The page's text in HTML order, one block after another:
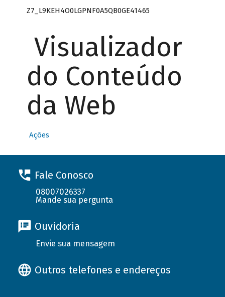
Z7_L9KEH4O0LGPNF0A5QB0GE41465
Visualizador
do Conteúdo
da Web
Ações
Fale Conosco
08007026337
Mande sua pergunta
Ouvidoria
Envie sua mensagem
Outros telefones e endereços